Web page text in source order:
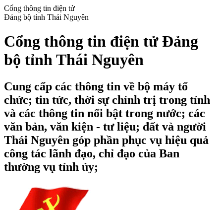
Cổng thông tin điện tử
Đảng bộ tỉnh Thái Nguyên
Cổng thông tin điện tử Đảng
bộ tỉnh Thái Nguyên
Cung cấp các thông tin về bộ máy tổ
chức; tin tức, thời sự chính trị trong tỉnh
và các thông tin nổi bật trong nước; các
văn bản, văn kiện - tư liệu; đất và người
Thái Nguyên góp phần phục vụ hiệu quả
công tác lãnh đạo, chỉ đạo của Ban
thường vụ tỉnh ủy;